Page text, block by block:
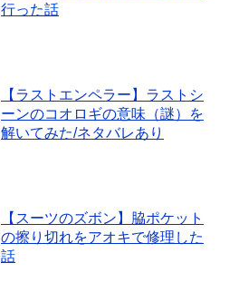
行った話
【ラストエンペラー】ラストシ
ーンのコオロギの意味（謎）を
解いてみた/ネタバレあり
【スーツのズボン】脇ポケット
の擦り切れをアオキで修理した
話